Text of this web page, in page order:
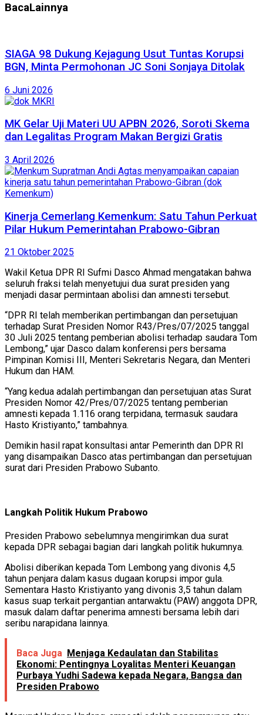
BacaLainnya
SIAGA 98 Dukung Kejagung Usut Tuntas Korupsi
BGN, Minta Permohonan JC Soni Sonjaya Ditolak
6 Juni 2026
MK Gelar Uji Materi UU APBN 2026, Soroti Skema
dan Legalitas Program Makan Bergizi Gratis
3 April 2026
Kinerja Cemerlang Kemenkum: Satu Tahun Perkuat
Pilar Hukum Pemerintahan Prabowo-Gibran
21 Oktober 2025
Wakil Ketua DPR RI Sufmi Dasco Ahmad mengatakan bahwa
seluruh fraksi telah menyetujui dua surat presiden yang
menjadi dasar permintaan abolisi dan amnesti tersebut.
“DPR RI telah memberikan pertimbangan dan persetujuan
terhadap Surat Presiden Nomor R43/Pres/07/2025 tanggal
30 Juli 2025 tentang pemberian abolisi terhadap saudara Tom
Lembong,” ujar Dasco dalam konferensi pers bersama
Pimpinan Komisi III, Menteri Sekretaris Negara, dan Menteri
Hukum dan HAM.
“Yang kedua adalah pertimbangan dan persetujuan atas Surat
Presiden Nomor 42/Pres/07/2025 tentang pemberian
amnesti kepada 1.116 orang terpidana, termasuk saudara
Hasto Kristiyanto,” tambahnya.
Demikin hasil rapat konsultasi antar Pemerinth dan DPR RI
yang disampaikan Dasco atas pertimbangan dan persetujuan
surat dari Presiden Prabowo Subanto.
Langkah Politik Hukum Prabowo
Presiden Prabowo sebelumnya mengirimkan dua surat
kepada DPR sebagai bagian dari langkah politik hukumnya.
Abolisi diberikan kepada Tom Lembong yang divonis 4,5
tahun penjara dalam kasus dugaan korupsi impor gula.
Sementara Hasto Kristiyanto yang divonis 3,5 tahun dalam
kasus suap terkait pergantian antarwaktu (PAW) anggota DPR,
masuk dalam daftar penerima amnesti bersama lebih dari
seribu narapidana lainnya.
Baca Juga Menjaga Kedaulatan dan Stabilitas
Ekonomi: Pentingnya Loyalitas Menteri Keuangan
Purbaya Yudhi Sadewa kepada Negara, Bangsa dan
Presiden Prabowo